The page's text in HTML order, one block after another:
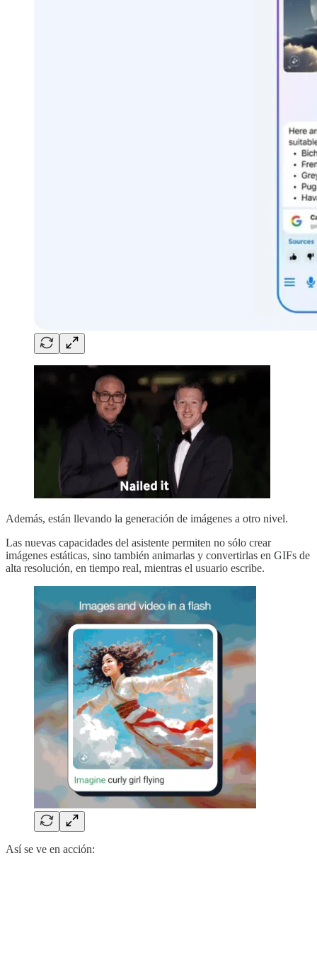
Además, están llevando la generación de imágenes a otro nivel.
Las nuevas capacidades del asistente permiten no sólo crear
imágenes estáticas, sino también animarlas y convertirlas en GIFs de
alta resolución, en tiempo real, mientras el usuario escribe.
Así se ve en acción: